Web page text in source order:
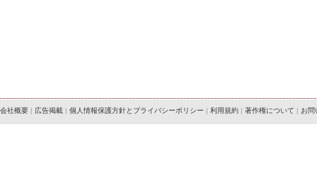
会社概要 | 広告掲載 | 個人情報保護方針とプライバシーポリシー | 利用規約 | 著作権について | お問